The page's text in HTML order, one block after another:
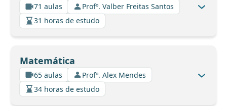
71 aulas
Profº. Valber Freitas Santos
31 horas de estudo
Matemática
65 aulas
Profº. Alex Mendes
34 horas de estudo